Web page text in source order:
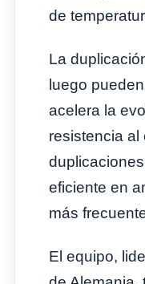
de
La
luego
acelera la
resistencia
eficiente en
más
El equipo,